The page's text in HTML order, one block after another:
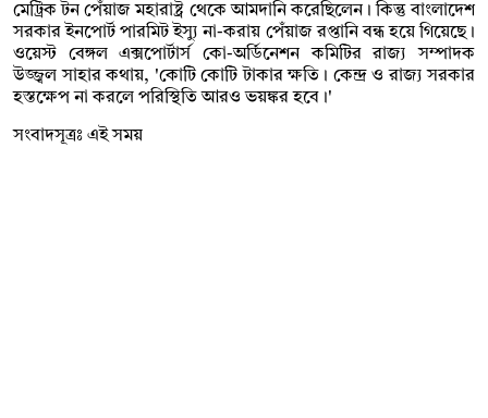
মেট্রিক টন পেঁয়াজ মহারাষ্ট্র থেকে আমদানি করেছিলেন। কিন্তু বাংলাদেশ
সরকার ইনপোর্ট পারমিট ইস্যু না-করায় পেঁয়াজ রপ্তানি বন্ধ হয়ে গিয়েছে।
ওয়েস্ট বেঙ্গল এক্সপোর্টার্স কো-অর্ডিনেশন কমিটির রাজ্য সম্পাদক
উজ্জ্বল সাহার কথায়, 'কোটি কোটি টাকার ক্ষতি। কেন্দ্র ও রাজ্য সরকার
হস্তক্ষেপ না করলে পরিস্থিতি আরও ভয়ঙ্কর হবে।'
সংবাদসূত্রঃ এই সময়